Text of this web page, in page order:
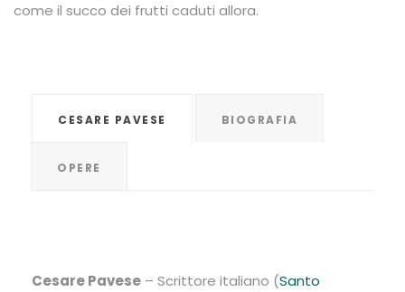
come il succo dei frutti caduti allora.
CESARE PAVESE BIOGRAFIA
OPERE
Cesare Pavese – Scrittore italiano (Santo